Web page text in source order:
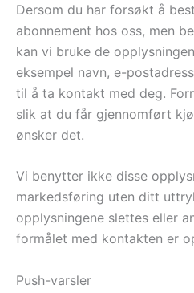
Dersom du har forsøkt å
abonnement hos oss, men
kan vi bruke de
eksempel navn, e-
til å ta kontakt med deg.
slik at du får gjennomført
ønsker det.
Vi benytter ikke disse
markedsføring uten ditt
opplysningene slettes eller
formålet med kontakten er
Push-varsler